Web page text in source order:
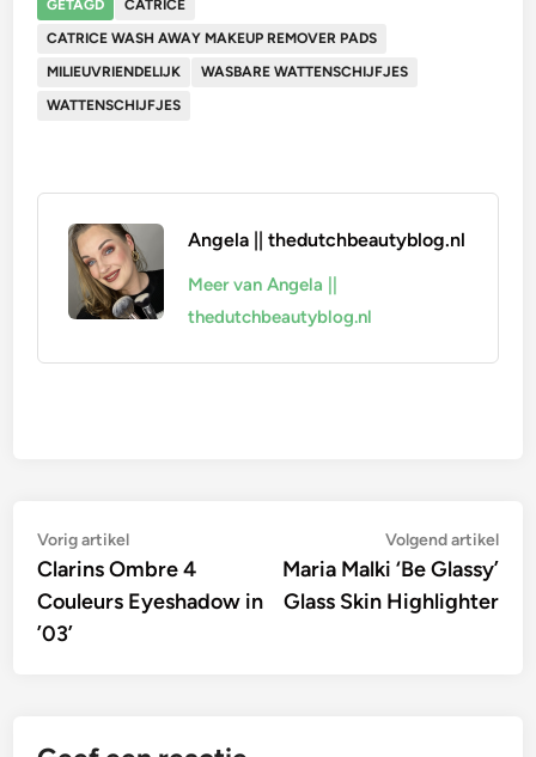
GETAGD
CATRICE
CATRICE WASH AWAY MAKEUP REMOVER PADS
MILIEUVRIENDELIJK
WASBARE WATTENSCHIJFJES
WATTENSCHIJFJES
Angela || thedutchbeautyblog.nl
Meer van Angela ||
thedutchbeautyblog.nl
Bericht
navigatie
Vorig artikelVorig
artikel:
Clarins Ombre 4
Couleurs Eyeshadow in
’03’
Volgend artikel
Maria Malki ‘Be Glassy’
Glass Skin Highlighter